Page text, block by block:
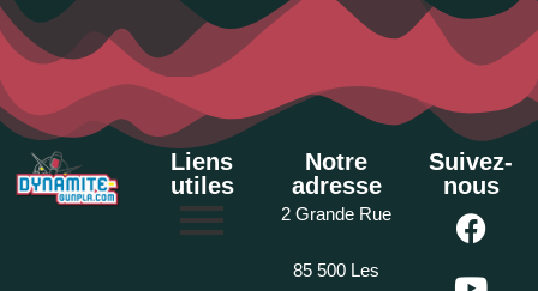
Liens
utiles
Notre
adresse
2 Grande Rue
85 500 Les
Suivez-
nous